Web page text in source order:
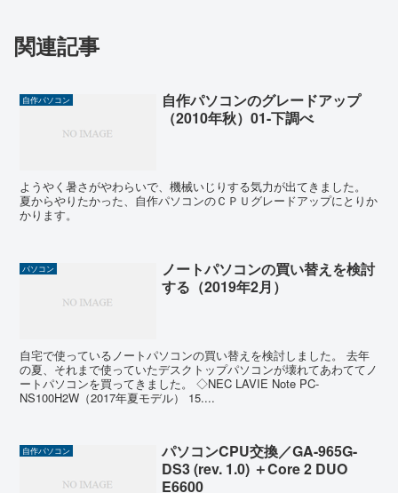
関連記事
自作パソコン
自作パソコンのグレードアップ
（2010年秋）01-下調べ
ようやく暑さがやわらいで、機械いじりする気力が出てきました。
夏からやりたかった、自作パソコンのＣＰＵグレードアップにとりか
かります。
パソコン
ノートパソコンの買い替えを検討
する（2019年2月）
自宅で使っているノートパソコンの買い替えを検討しました。 去年
の夏、それまで使っていたデスクトップパソコンが壊れてあわててノ
ートパソコンを買ってきました。 ◇NEC LAVIE Note PC-
NS100H2W（2017年夏モデル） 15....
自作パソコン
パソコンCPU交換／GA-965G-
DS3 (rev. 1.0) ＋Core 2 DUO
E6600